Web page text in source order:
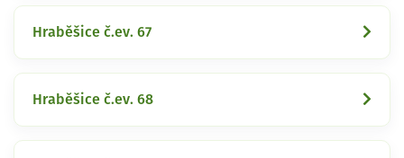
Hraběšice č.ev. 67
Hraběšice č.ev. 68